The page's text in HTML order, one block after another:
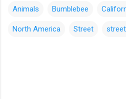
Animals Bumblebee
North America Street